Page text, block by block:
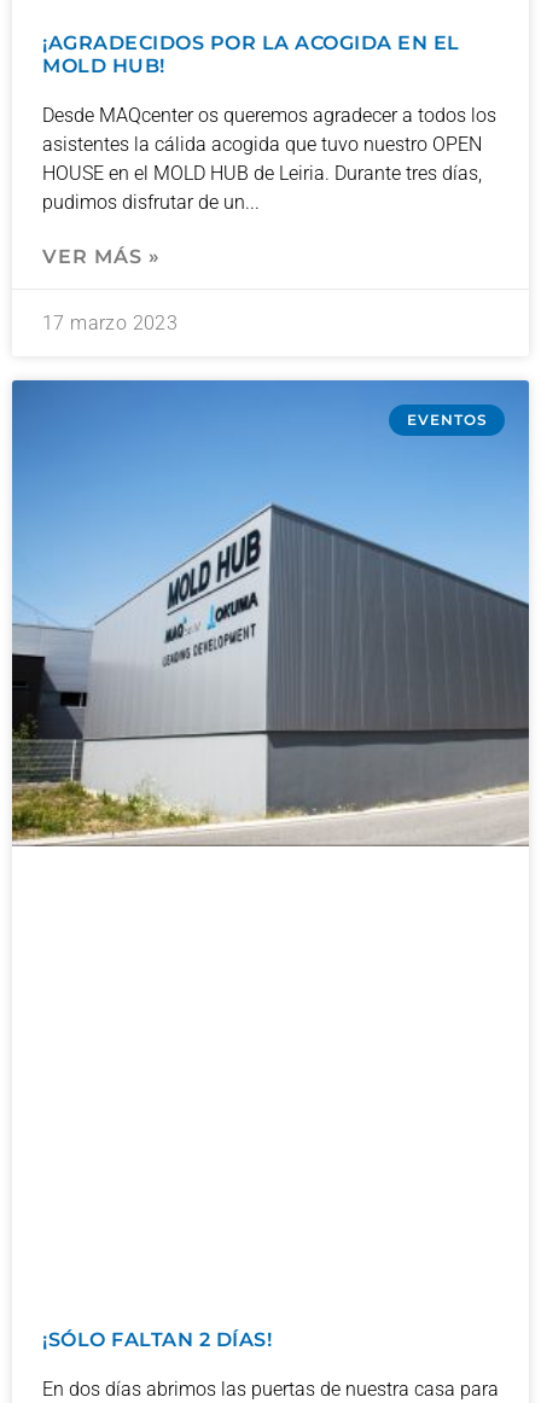
¡AGRADECIDOS POR LA ACOGIDA EN EL
MOLD HUB!
Desde MAQcenter os queremos agradecer a todos los
asistentes la cálida acogida que tuvo nuestro OPEN
HOUSE en el MOLD HUB de Leiria. Durante tres días,
pudimos disfrutar de un
VER MÁS »
17 marzo 2023
EVENTOS
¡SÓLO FALTAN 2 DÍAS!
En dos días abrimos las puertas de nuestra casa para